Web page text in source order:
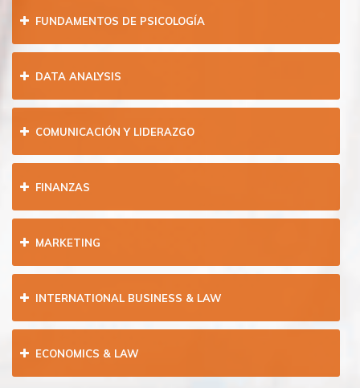
FUNDAMENTOS DE PSICOLOGÍA
DATA ANALYSIS
COMUNICACIÓN Y LIDERAZGO
FINANZAS
MARKETING
INTERNATIONAL BUSINESS & LAW
ECONOMICS & LAW